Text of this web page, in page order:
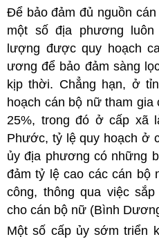
Để bảo đảm đủ nguồn
một số địa phương
lượng được quy hoạch
ương để bảo đảm sàng
kịp thời. Chẳng hạn, ở
hoạch cán bộ nữ tham
25%, trong đó ở cấp xã
Phước, tỷ lệ quy hoạch ở
ủy địa phương có những
đảm tỷ lệ cao các cán bộ
công, thông qua việc
cho cán bộ nữ (Bình
Một số cấp ủy sớm triển